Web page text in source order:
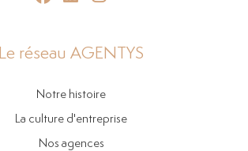
Le réseau AGENTYS
Notre histoire
La culture d'entreprise
Nos agences